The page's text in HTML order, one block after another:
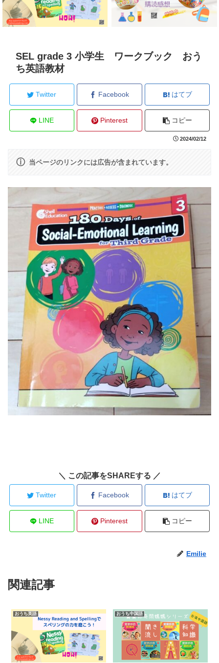
SEL grade 3 小学生 ワークブック おう
ち英語教材
Twitter Facebook はてブ
LINE Pinterest コピー
2024/02/12
ⓘ 当ページのリンクには広告が含まれています。
＼ この記事をSHAREする ／
Twitter Facebook はてブ
LINE Pinterest コピー
Emilie
関連記事
おうち英語 おうち中国語